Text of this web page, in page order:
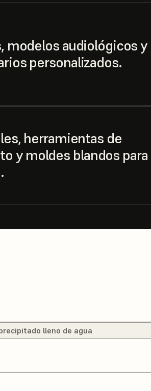
modelos audiológicos y
personalizados.
herramientas de
y moldes blandos
lleno de agua